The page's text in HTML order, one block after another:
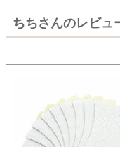
ちちさんのレビュ